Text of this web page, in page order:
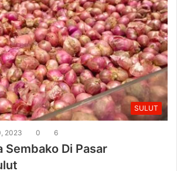
SULUT
2023 0 6
Sembako Di Pasar